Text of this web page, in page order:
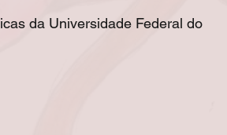
da Universidade Federal do